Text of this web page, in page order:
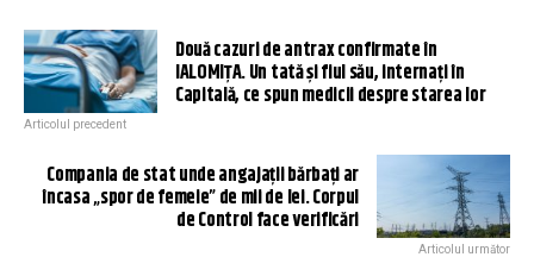
Două cazuri de antrax confirmate în
IALOMIŢA. Un tată și fiul său, internați în
Capitală, ce spun medicii despre starea lor
Articolul precedent
Compania de stat unde angajații bărbați ar
încasa „spor de femeie” de mii de lei. Corpul
de Control face verificări
Articolul următor